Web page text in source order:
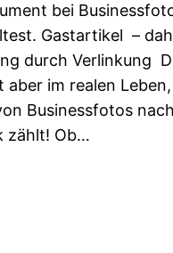
bei
Gastartikel –
durch Verlinkung
aber im realen
Businessfotos
zählt! Ob…